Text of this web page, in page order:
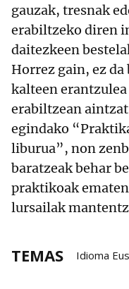
gauzak, tresnak
erabiltzeko diren
daitezkeen
Horrez gain, ez
kalteen
erabiltzean
egindako
liburua”, non
baratzeak behar
praktikoak
lursailak
TEMAS Idioma